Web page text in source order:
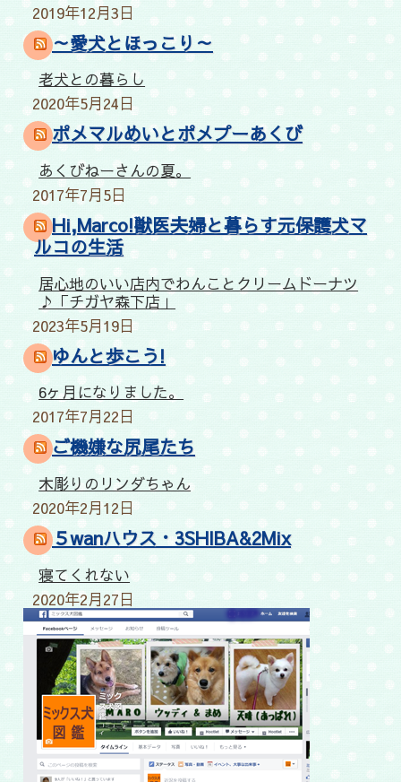
2019年12月3日
～愛犬とほっこり～
老犬との暮らし
2020年5月24日
ポメマルめいとポメプーあくび
あくびねーさんの夏。
2017年7月5日
Hi,Marco!獣医夫婦と暮らす元保護犬マ
ルコの生活
居心地のいい店内でわんことクリームドーナツ
♪「チガヤ森下店」
2023年5月19日
ゆんと歩こう!
6ヶ月になりました。
2017年7月22日
ご機嫌な尻尾たち
木彫りのリンダちゃん
2020年2月12日
５wanハウス・3SHIBA&2Mix
寝てくれない
2020年2月27日